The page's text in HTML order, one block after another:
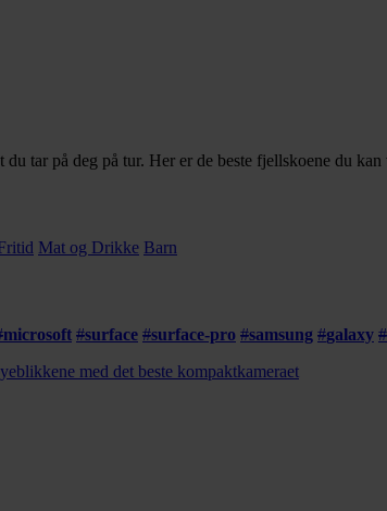
tar på deg på tur. Her er de beste fjellskoene du
Mat og Drikke Barn
microsoft #surface #surface-pro #samsung #galaxy #
med det beste kompaktkameraet